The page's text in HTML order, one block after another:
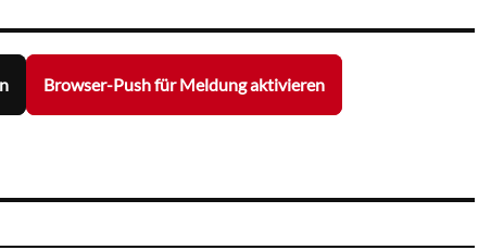
Browser-Push für Meldung aktivieren